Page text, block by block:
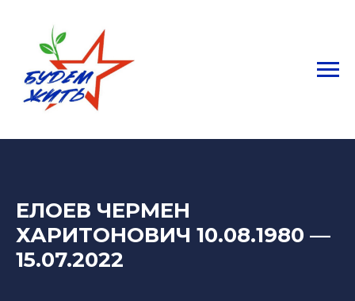
ЕЛОЕВ ЧЕРМЕН
ХАРИТОНОВИЧ 10.08.1980 —
15.07.2022